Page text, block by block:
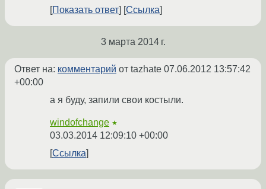
Показать ответ
Ссылка
3 марта 2014 г.
Ответ на: комментарий от tazhate 07.06.2012 13:57:42
+00:00
а я буду, запили свои костыли.
windofchange ★
03.03.2014 12:09:10 +00:00
Ссылка